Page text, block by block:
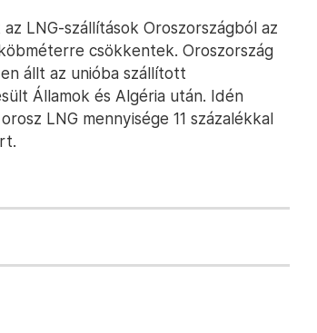
LNG-szállítások Oroszországból az
csökkentek. Oroszország
állt az unióba szállított
Államok és Algéria után. Idén
LNG mennyisége 11 százalékkal